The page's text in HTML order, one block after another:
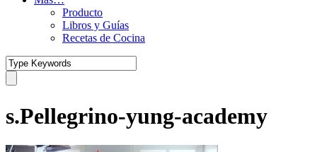
Producto
Libros y Guías
Recetas de Cocina
s.Pellegrino-yung-academy